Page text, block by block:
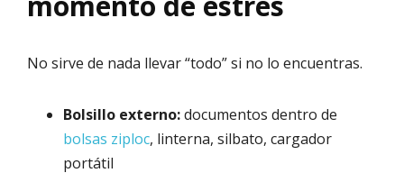
No sirve de nada llevar “todo” si no lo encuentras.
Bolsillo externo:documentos dentro de
bolsas ziploc, linterna, silbato, cargador
portátil